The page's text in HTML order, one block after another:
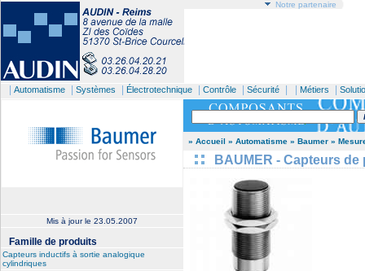
Notre partenaire
Automatisme Systèmes Électrotechnique Contrôle Sécurité Métiers
Mis à jour le 23.05.2007
Famille de produits
Capteurs inductifs à sortie analogique
cylindriques
» Accueil » Automatisme » Baumer »
BAUMER - Capteurs